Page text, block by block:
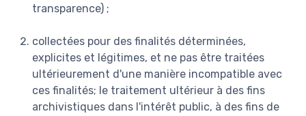
transparence) ;
collectées pour des finalités déterminées,
explicites et légitimes, et ne pas être traitées
ultérieurement d'une manière incompatible avec
ces finalités; le traitement ultérieur à des fins
archivistiques dans l'intérêt public, à des fins de